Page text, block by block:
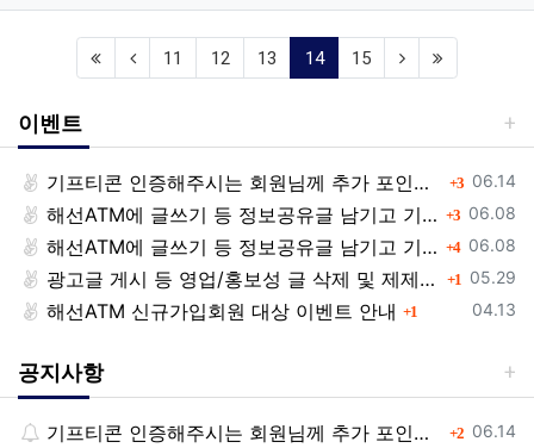
11 12 13 14(current)
15
이벤트
등록일
06.14
기프티콘 인증해주시는 회원님께 추가 포인트 쏩니다!! 3댓글
등록일
06.08
해선ATM에 글쓰기 등 정보공유글 남기고 기프티콘 받자! 3댓글
등록일
06.08
해선ATM에 글쓰기 등 정보공유글 남기고 기프티콘 받자! 4댓글
등록일
05.29
광고글 게시 등 영업/홍보성 글 삭제 및 제제대상입니다. 1댓글
등록일
04.13
해선ATM 신규가입회원 대상 이벤트 안내 1
공지사항
등록일
06.14
기프티콘 인증해주시는 회원님께 추가 포인트 쏩니다!! 2댓글